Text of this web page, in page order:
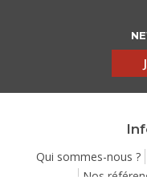
Qui sommes-nous ?